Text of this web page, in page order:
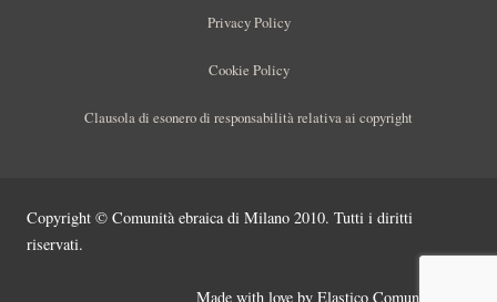
Privacy Policy
Cookie Policy
Clausola di esonero di responsabilità relativa ai copyright
Copyright © Comunità ebraica di Milano 2010. Tutti i diritti
riservati.
Made with love by Elastico Comunicazione